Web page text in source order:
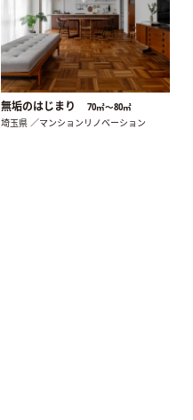
無垢のはじまり 70㎡〜80㎡
埼玉県 ／マンションリノベーション